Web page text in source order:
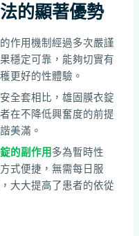
的顯著優勢
作用機制經過多次嚴謹
穩定可靠，能夠切實有
更好的性體驗。
全套相比，雄固膜衣錠
在不降低興奮度的前提
美滿。
的副作用 多為暫時性
式便捷，無需每日服
大大提高了患者的依從